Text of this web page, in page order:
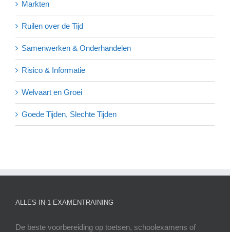
Markten
Ruilen over de Tijd
Samenwerken & Onderhandelen
Risico & Informatie
Welvaart en Groei
Goede Tijden, Slechte Tijden
ALLES-IN-1-EXAMENTRAINING
De beste voorbereiding op toetsen, schoolexamens of